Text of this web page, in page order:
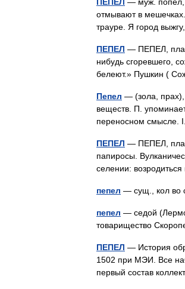
отмывают в
трауре. Я город
ПЕПЕЛ — ПЕПЕЛ, пла,
нибудь сгоревшего,
белеют.» Пушкин (
Пепел — (зола, прах),
веществ. П.
переносном
ПЕПЕЛ — ПЕПЕЛ, пла,
папиросы.
селении:
пепел — сущ., кол во
пепел — седой
товарищество
ПЕПЕЛ — История
1502 при МЭИ. Все
первый состав